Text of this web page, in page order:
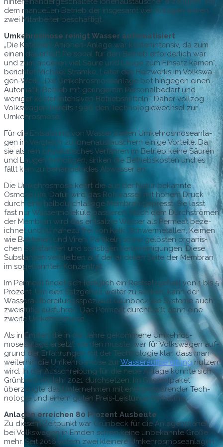
dem manuellen Betrieb der ins­ge­samt vier Anla­gen waren
zwei Mitar­beit­er beschäftigt.
Umkehros­mose reinigt Wass­er automatisiert
„Die Katio­nen-Anio­nen-Anlage war kosten­in­ten­siv, da zum
einen dauer­haft Per­son­al für den Betrieb erforder­lich war
und zum anderen viel Säure und Lauge zum Ein­satz kamen“,
berichtet Michael Stramke, Leit­er des Heizw­erks im Volk­swa­
gen-Werk. „Die Umkehros­mosean­lage bot hinge­gen einen
Automatik-Betrieb mit gerin­gerem Per­son­albe­darf und
weniger kosten­in­ten­siv­en Betrieb­smit­teln.“ Daher vol­l­zog
Volk­swa­gen bere­its 1996 den Tech­nolo­giewech­sel zur
Umkehrosmose.
Für die Entsalzung von Wass­er bieten Umkehros­mosean­la­
gen im Ver­gle­ich zu Ione­naus­tausch­ern einige Vorteile. Da
sie als rein physikalis­ches Ver­fahren im Betrieb keine Säuren
und Lau­gen benöti­gen, sinken die Betrieb­skosten und es
fällt kein zu behan­del­ndes Abwass­er an.
Die Umkehros­mose kehrt die aus der Natur bekan­nte
Osmose um. Dafür wird das Rohwass­er mit hohem Druck
durch eine halb­durch­läs­sige Mem­bran gepresst. Sie lässt
fast nur Wasser­moleküle passieren. Nach dem Durch­strö­men
der Mem­bran wird das entsalzte Wass­er als Per­me­at beze­
ich­net und ist nahezu frei von Kalk, Schw­er­met­allen, Keimen
wie Bak­te­rien und Viren, Par­tikeln sowie gelösten organ­is­
chen Sub­stanzen und son­sti­gen Verun­reini­gun­gen. Diese
Sub­stanzen verbleiben auf der anderen Seite der Mem­bran
im soge­nan­nten Konzentrat.
Im Per­me­at find­et sich lediglich ein Rest­salzge­halt von 1 bis 5
Prozent. Um den Salzge­halt weit­er zu senken, kann der
Wasser­auf­bere­itungsspezial­ist Grün­beck die Sys­teme auch
zweistu­fig aus­führen. Das Per­me­at durch­fließt dann eine
zweite Umkehrosmose.
Als in Emden die in die Jahre gekommene Umkehros­
mosean­lage erset­zt wer­den musste, war für Volk­swa­gen auf­
grund der Erfahrun­gen mit der Tech­nolo­gie klar, dass man
weit­er­hin die Umkehros­mose zurWasser­auf­bere­itungnutzen
wird. In der Auss­chrei­bung für die neue Anlage kon­nte sich
Grün­beck im Jahr 2021 durch­set­zen. Im Gesamt­paket
überzeugte das Unternehmen mit energies­paren­der Tech­
nolo­gie und einem guten Preis-Leistungs-Verhältnis.
Anla­gen erre­ichen 80 Prozent Ausbeute
Zu diesem Zeit­punkt war Grün­beck für die Anla­gen­plan­er
bei Volk­swa­gen in Emden schon keine unbekan­nte Größe
mehr. Seit 2016 liefern zwei kleinere Umkehros­mosean­la­gen